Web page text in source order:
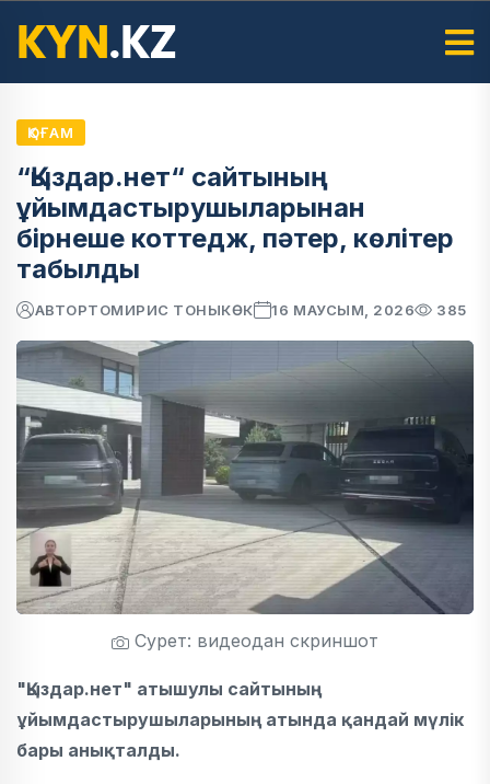
ҚОҒАМ
“Қыздар.нет“ сайтының
ұйымдастырушыларынан
бірнеше коттедж, пәтер, көлітер
табылды
АВТОРТОМИРИС ТОНЫКӨК 16 МАУСЫМ, 2026 385
Сурет: видеодан скриншот
"Қыздар.нет" атышулы сайтының
ұйымдастырушыларының атында қандай мүлік
бары анықталды.